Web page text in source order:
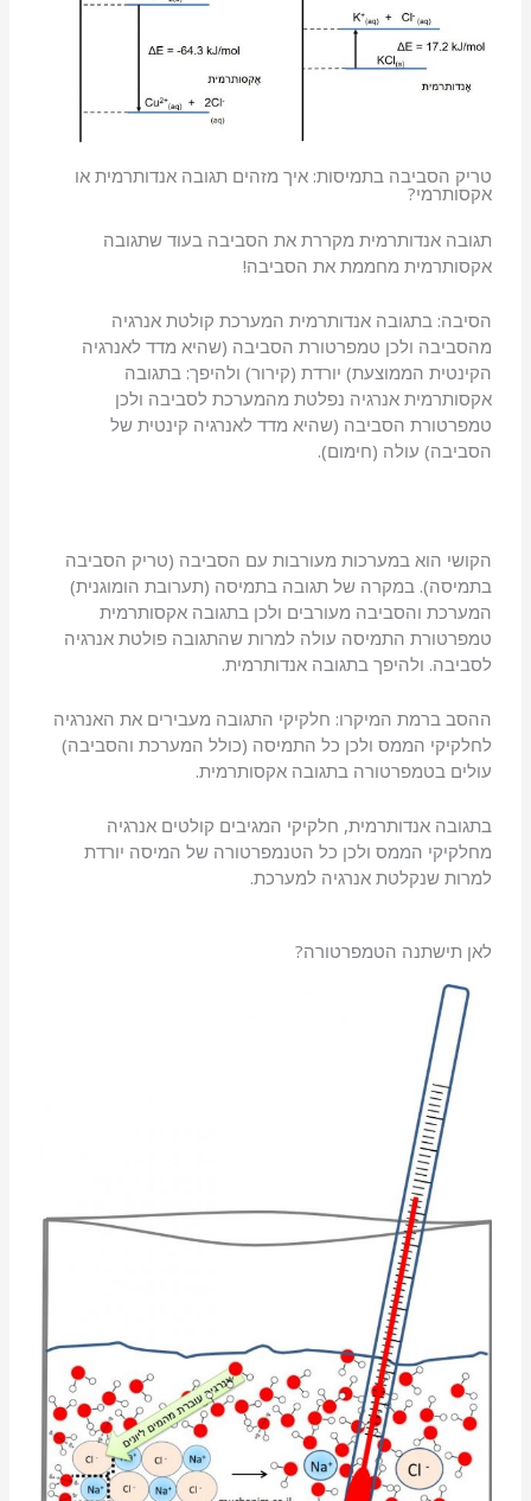
טריק הסביבה בתמיסות: איך מזהים תגובה אנדותרמית או
אקסותרמי?
תגובה אנדותרמית מקררת את הסביבה בעוד שתגובה
אקסותרמית מחממת את הסביבה!
הסיבה: בתגובה אנדותרמית המערכת קולטת אנרגיה
מהסביבה ולכן טמפרטורת הסביבה (שהיא מדד לאנרגיה
הקינטית הממוצעת) יורדת (קירור) ולהיפך: בתגובה
אקסותרמית אנרגיה נפלטת מהמערכת לסביבה ולכן
טמפרטורת הסביבה (שהיא מדד לאנרגיה קינטית של
הסביבה) עולה (חימום).
הקושי הוא במערכות מעורבות עם הסביבה (טריק הסביבה
בתמיסה). במקרה של תגובה בתמיסה (תערובת הומוגנית)
המערכת והסביבה מעורבים ולכן בתגובה אקסותרמית
טמפרטורת התמיסה עולה למרות שהתגובה פולטת אנרגיה
לסביבה. ולהיפך בתגובה אנדותרמית.
ההסב ברמת המיקרו: חלקיקי התגובה מעבירים את האנרגיה
לחלקיקי הממס ולכן כל התמיסה (כולל המערכת והסביבה)
עולים בטמפרטורה בתגובה אקסותרמית.
בתגובה אנדותרמית, חלקיקי המגיבים קולטים אנרגיה
מחלקיקי הממס ולכן כל הטנמפרטורה של המיסה יורדת
למרות שנקלטת אנרגיה למערכת.
לאן תישתנה הטמפרטורה?